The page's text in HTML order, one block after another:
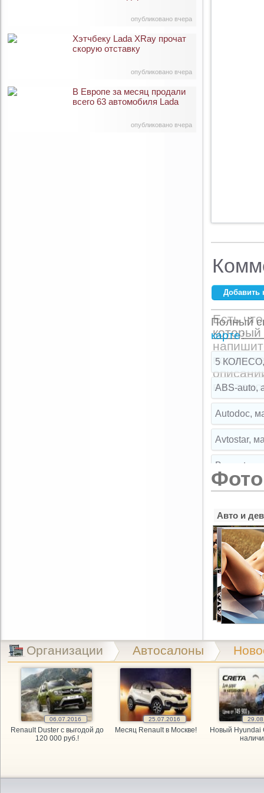
опубликовано вчера
опубликовано вчера
Хэтчбеку Lada XRay прочат
скорую отставку
опубликовано вчера
В Европе за месяц продали
всего 63 автомобиля Lada
Ваше имя:
E-mail:*
Комментарий:
Добавить
Полный
карте:
5 КОЛЕСО,
ABS-auto,
Autodoc,
Avtostar,
Broparts,
Broparts,
Buksir,
Cartuning,
EMEX,
Exist.ru,
Exist.ru,
GARAGE,
GARAGE,
GARAGE,
KITAY-
Есть
который
в
Авто и
Организации Автосалоны
06.07.2016
Renault Duster с выгодой до
120 000 руб.!
25.07.2016
Месяц Renault в Москве!
Новый Hyundai